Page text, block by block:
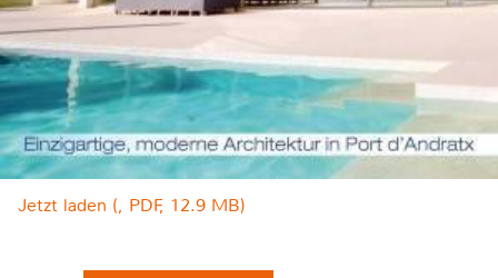
Jetzt laden (, PDF, 12.9 MB)